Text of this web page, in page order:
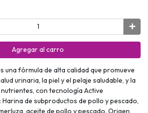
Agregar al carro
una fórmula de alta calidad que promueve
urinaria, la piel y el pelaje saludable, y la
con tecnología Active
Harina de subproductos de pollo y pescado,
aceite de pollo y pescado. Origen